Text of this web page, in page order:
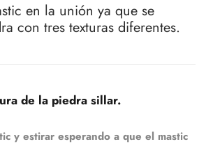
en la unión ya que se
con tres texturas diferentes.
de la piedra sillar.
y estirar esperando a que el mastic